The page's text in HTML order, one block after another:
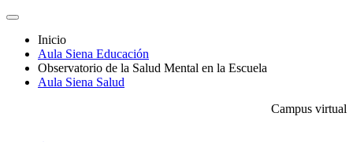
Saltar
contenido
Toggle
Navigation
Inicio
Aula Siena Educación
Observatorio de la Salud Mental en la Escuela
Aula Siena Salud
Campus virtual